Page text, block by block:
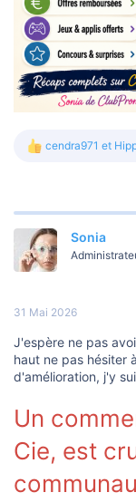
L
é
c
t
i
s
cendra971 et
Sonia
31 Mai 2026
J'espère ne pas
haut ne pas hésiter
d'amélioration, j'y
Un
Cie, est